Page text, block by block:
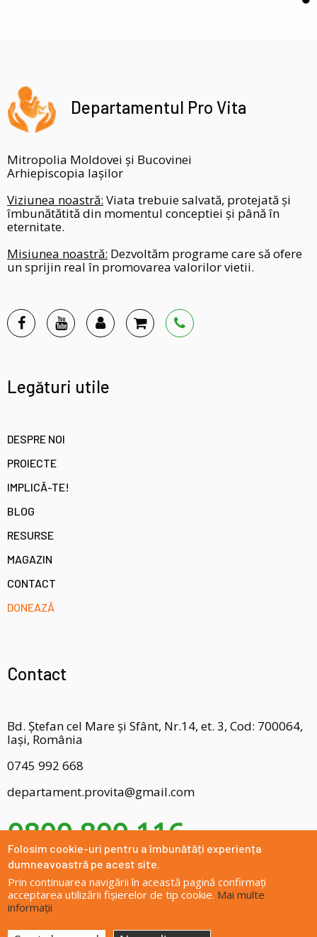
Departamentul Pro Vita
Mitropolia Moldovei și Bucovinei
Arhiepiscopia Iașilor
Viziunea noastră: Viata trebuie salvată, protejată și
îmbunătătită din momentul conceptiei și până în
eternitate.
Misiunea noastră: Dezvoltăm programe care să ofere
un sprijin real în promovarea valorilor vietii.
Legături utile
DESPRE NOI
PROIECTE
IMPLICĂ-TE!
BLOG
RESURSE
MAGAZIN
CONTACT
DONEAZĂ
Contact
Bd. Ștefan cel Mare și Sfânt, Nr.14, et. 3, Cod: 700064,
Iași, România
0745 992 668
departament.provita@gmail.com
0800 800 116
Folosim cookie-uri pentru a îmbunătăți experiența
dumneavoastră pe acest site.
Prin continuarea navigării în această pagină confirmați
acceptarea utilizării fișierelor de tip cookie. Mai multe
informații